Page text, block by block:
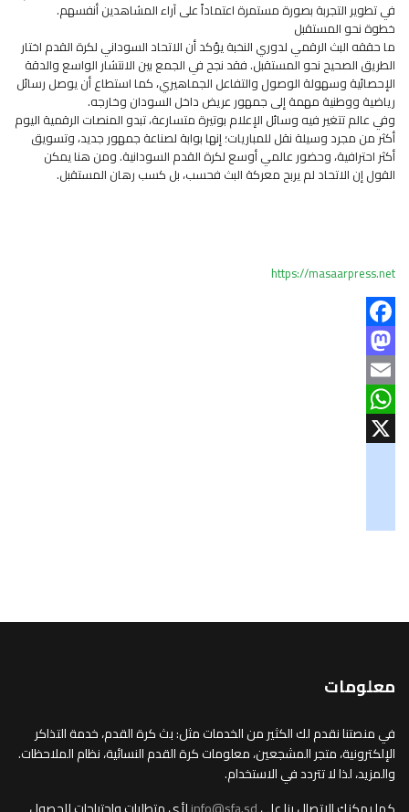
في تطوير التجربة بصورة مستمرة اعتماداً على آراء المشاهدين أنفسهم.
خطوة نحو المستقبل
ما حققه البث الرقمي لدوري النخبة يؤكد أن الاتحاد السوداني لكرة القدم اختار
الطريق الصحيح نحو المستقبل. فقد نجح في الجمع بين الانتشار الواسع والدقة
الإحصائية وسهولة الوصول والتفاعل الجماهيري، كما استطاع أن يوصل رسائل
رياضية ووطنية مهمة إلى جمهور عريض داخل السودان وخارجه.
وفي عالم تتغير فيه وسائل الإعلام بوتيرة متسارعة، تبدو المنصات الرقمية اليوم
أكثر من مجرد وسيلة نقل للمباريات؛ إنها بوابة لصناعة جمهور جديد، وتسويق
أكثر احترافية، وحضور عالمي أوسع لكرة القدم السودانية. ومن هنا يمكن
القول إن الاتحاد لم يربح معركة البث فحسب، بل كسب رهان المستقبل.
https://masaarpress.net
Facebook
Mastodon
Email
WhatsApp
معلومات
في منصتنا نقدم لك الكثير من الخدمات مثل: بث كرة القدم، خدمة التذاكر
الإلكترونية، متجر المشجعين، معلومات كرة القدم النسائية، نظام الملاحظات.
والمزيد، لذا لا تتردد في الاستخدام.